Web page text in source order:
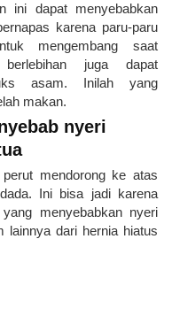
ini dapat menyebabkan
karena paru-paru
mengembang saat
juga dapat
asam. Inilah yang
makan.
nyeri
mendorong ke atas
Ini bisa jadi karena
menyebabkan nyeri
lainnya dari hernia hiatus